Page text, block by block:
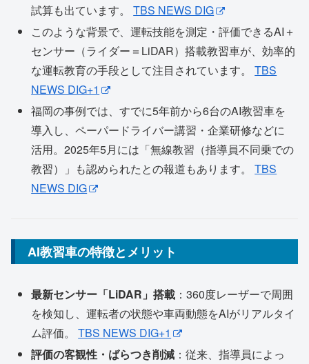
試算も出ています。TBS NEWS DIG
このような背景で、運転技能を測定・評価できるAI＋
センサー（ライダー＝LiDAR）搭載教習車が、効率的
な運転教育の手段として注目されています。TBS
NEWS DIG+1
福岡の事例では、すでに5年前から6台のAI教習車を
導入し、ペーパードライバー講習・企業研修などに
活用。2025年5月には「無線教習（指導員不同乗での
教習）」も認められたとの報道もあります。TBS
NEWS DIG
AI教習車の特徴とメリット
最新センサー「LiDAR」搭載 ：360度レーザーで周囲
を検知し、運転者の状態や車両動態をAIがリアルタイ
ム評価。TBS NEWS DIG+1
評価の客観性・ばらつき削減 ：従来、指導員によっ